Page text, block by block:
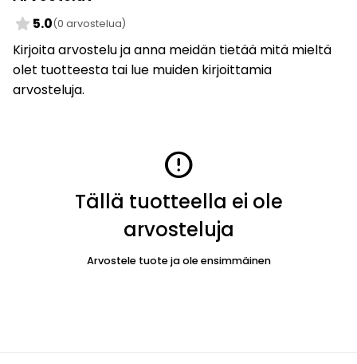
star 5.0(0 arvostelua)
Kirjoita arvostelu ja anna meidän tietää mitä mieltä
olet tuotteesta tai lue muiden kirjoittamia
arvosteluja.
error
Tällä tuotteella ei ole
arvosteluja
Arvostele tuote ja ole ensimmäinen